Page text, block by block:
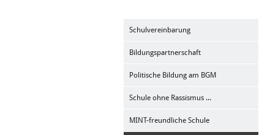
Schulvereinbarung
Bildungspartnerschaft
Politische Bildung am BGM
Schule ohne Rassismus ...
MINT-freundliche Schule